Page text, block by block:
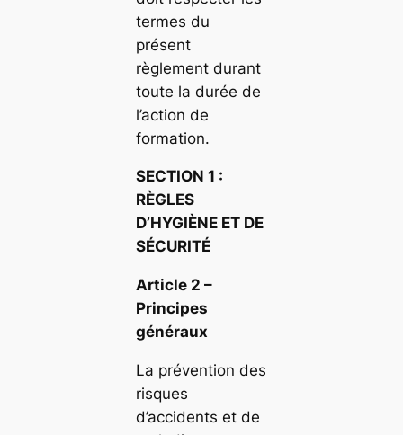
termes du
présent
règlement durant
toute la durée de
l’action de
formation.
SECTION 1 :
RÈGLES
D’HYGIÈNE ET DE
SÉCURITÉ
Article 2 –
Principes
généraux
La prévention des
risques
d’accidents et de